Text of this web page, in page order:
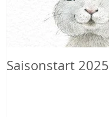
Saisonstart 2025